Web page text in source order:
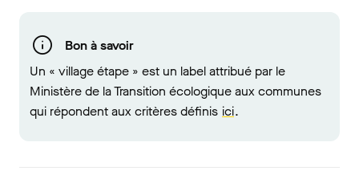
Bon à savoir
Un « village étape » est un label attribué par le
Ministère de la Transition écologique aux communes
qui répondent aux critères définis ici.